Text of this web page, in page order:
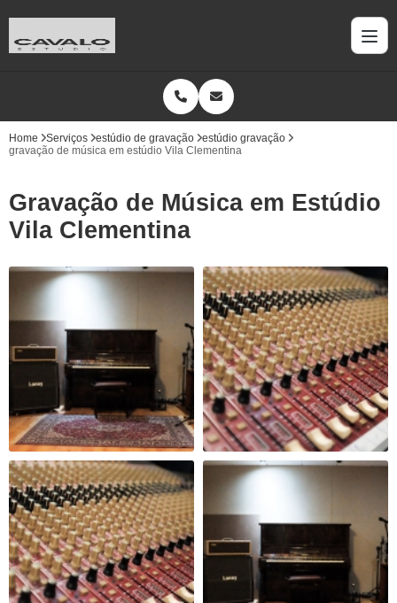
Home Serviços estúdio de gravação
estúdio gravação
gravação de música em estúdio Vila Clementina
Gravação de Música em Estúdio
Vila Clementina